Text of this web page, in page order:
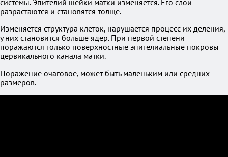
системы. Эпителий шейки матки изменяется. Его слои
разрастаются и становятся толще.
Изменяется структура клеток, нарушается процесс их деления,
у них становится больше ядер. При первой степени
поражаются только поверхностные эпителиальные покровы
цервикального канала матки.
Поражение очаговое, может быть маленьким или средних
размеров.